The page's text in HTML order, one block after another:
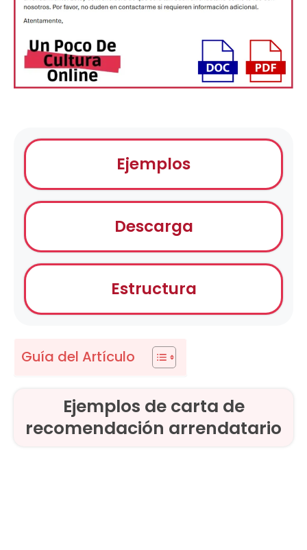
Ejemplos
Descarga
Estructura
Guía del Artículo
Ejemplos de carta de
recomendación arrendatario